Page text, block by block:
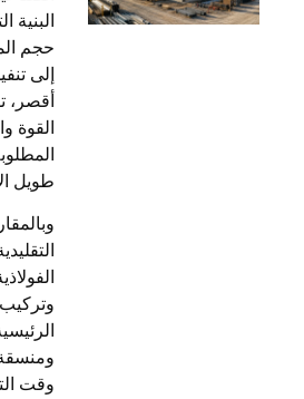
البنية
حجم
إلى
أقصر،
القوة
طويل
وتركيب
وقت